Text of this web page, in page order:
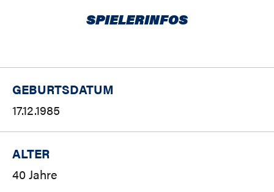
SPIELERINFOS
GEBURTSDATUM
17.12.1985
ALTER
40 Jahre